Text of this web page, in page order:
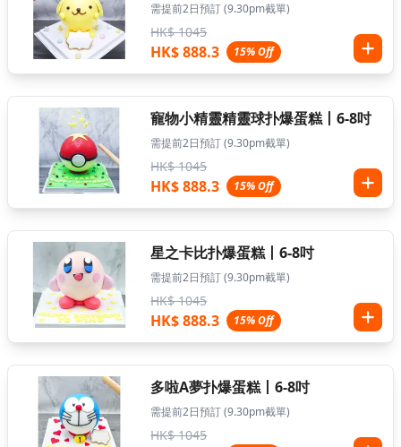
需提前2日預訂 (9.30pm截單)
HK$ 1045
HK$ 888.3 15% Off
寵物小精靈精靈球扑爆蛋糕丨6-8吋
需提前2日預訂 (9.30pm截單)
HK$ 1045
HK$ 888.3 15% Off
星之卡比扑爆蛋糕丨6-8吋
需提前2日預訂 (9.30pm截單)
HK$ 1045
HK$ 888.3 15% Off
多啦A夢扑爆蛋糕丨6-8吋
需提前2日預訂 (9.30pm截單)
HK$ 1045